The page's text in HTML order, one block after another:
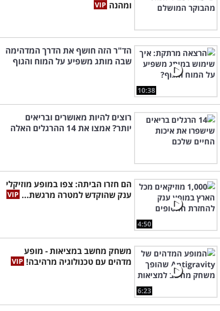
ומהנה
10:38
הד"ר הזה חושף את הדרך המדהימה
שבה מותג משפיע על המוח והגוף
רוצים להיות מאושרים ובריאים
יותר? אמצו את 14 ההרגלים האלה
4:50
הם חזרו הביתה: צפו במופע מוזיקלי
ענק שהוקדש למטרה מרגשת...
6:23
משחק מחשב במציאות - מופע
מדהים עם טכנולוגיה מרהיבה!